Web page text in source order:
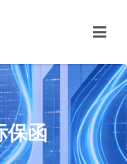
保函